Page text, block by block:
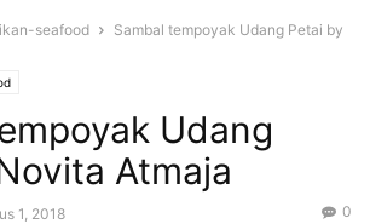
ikan-seafood
Sambal tempoyak Udang Petai by
Udang
Atmaja
1, 2018 0